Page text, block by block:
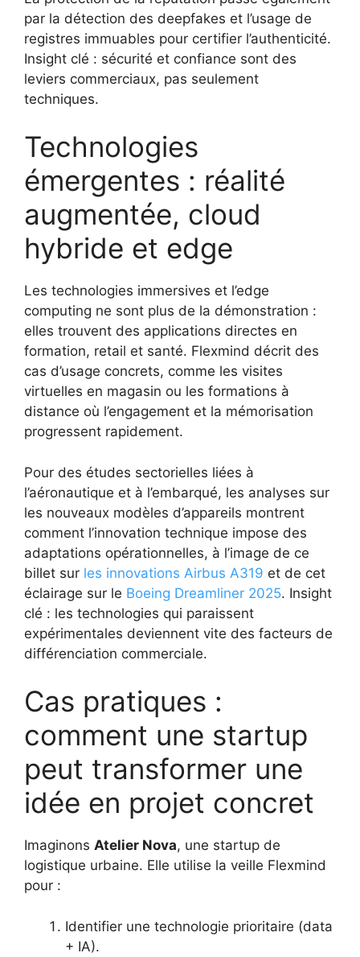
par la détection des deepfakes et l’usage de
registres immuables pour certifier l’authenticité.
Insight clé : sécurité et confiance sont des
leviers commerciaux, pas seulement
techniques.
Technologies
émergentes : réalité
augmentée, cloud
hybride et edge
Les technologies immersives et l’edge
computing ne sont plus de la démonstration :
elles trouvent des applications directes en
formation, retail et santé. Flexmind décrit des
cas d’usage concrets, comme les visites
virtuelles en magasin ou les formations à
distance où l’engagement et la mémorisation
progressent rapidement.
Pour des études sectorielles liées à
l’aéronautique et à l’embarqué, les analyses sur
les nouveaux modèles d’appareils montrent
comment l’innovation technique impose des
adaptations opérationnelles, à l’image de ce
billet sur les innovations Airbus A319 et de cet
éclairage sur le Boeing Dreamliner 2025. Insight
clé : les technologies qui paraissent
expérimentales deviennent vite des facteurs de
différenciation commerciale.
Cas pratiques :
comment une startup
peut transformer une
idée en projet concret
Imaginons Atelier Nova, une startup de
logistique urbaine. Elle utilise la veille Flexmind
pour :
Identifier une technologie prioritaire (data
+ IA).